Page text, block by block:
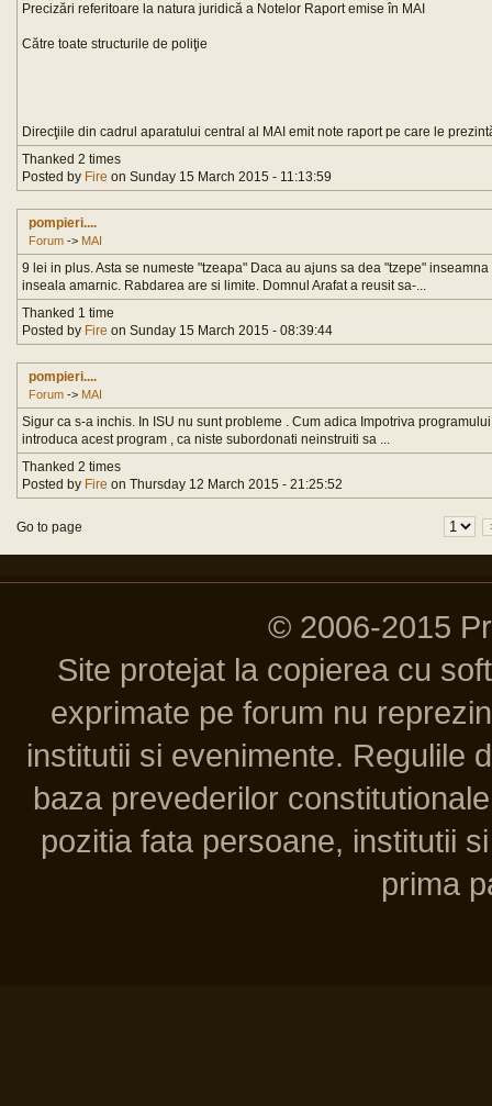
Precizări referitoare la natura juridică a Notelor Raport emise în MAI
Către toate structurile de poliţie
Direcţiile din cadrul aparatului central al MAI emit note raport pe care le
Thanked 2 times
Posted by Fire on Sunday 15 March 2015 - 11:13:59
pompieri....
Forum -> MAI
9 lei in plus. Asta se numeste "tzeapa" Daca au ajuns sa dea "tzepe"
inseala amarnic. Rabdarea are si limite. Domnul Arafat a reusit sa-...
Thanked 1 time
Posted by Fire on Sunday 15 March 2015 - 08:39:44
pompieri....
Forum -> MAI
Sigur ca s-a inchis. In ISU nu sunt probleme . Cum adica Impotriva
introduca acest program , ca niste subordonati neinstruiti sa ...
Thanked 2 times
Posted by Fire on Thursday 12 March 2015 - 21:25:52
Go to page
© 2006-2015
Site protejat la copierea cu
exprimate pe forum nu
institutii si evenimente. Regulile
baza prevederilor
pozitia fata persoane, institutii
prima